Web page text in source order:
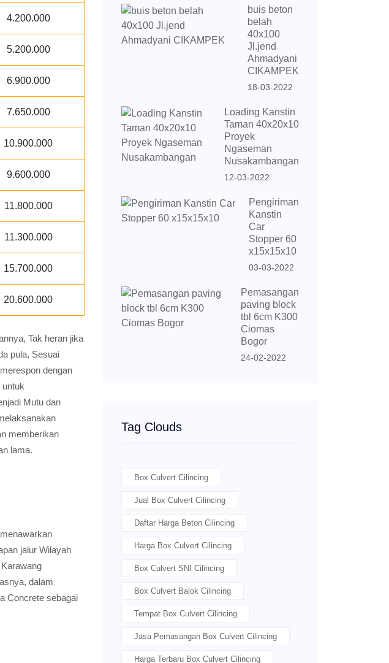
4.200.000
5.200.000
6.900.000
7.650.000
10.900.000
9.600.000
11.800.000
11.300.000
15.700.000
20.600.000
Tak heran jika
pula, Sesuai
dengan
untuk
Mutu dan
memberikan
lama.
jalur Wilayah
dalam
Concrete sebagai
buis beton
belah
40x100
Jl.jend
Ahmadyani
CIKAMPEK
18-03-2022
Loading Kanstin
Taman 40x20x10
Proyek
Ngaseman
Nusakambangan
12-03-2022
Pengiriman
Kanstin
Car
Stopper 60
x15x15x10
03-03-2022
Pemasangan
paving block
tbl 6cm K300
Ciomas
Bogor
24-02-2022
Tag Clouds
Box Culvert Cilincing
Jual Box Culvert Cilincing
Daftar Harga Beton Cilincing
Harga Box Culvert Cilincing
Box Culvert SNI Cilincing
Box Culvert Balok Cilincing
Tempat Box Culvert Cilincing
Jasa Pemasangan Box Culvert Cilincing
Harga Terbaru Box Culvert Cilincing